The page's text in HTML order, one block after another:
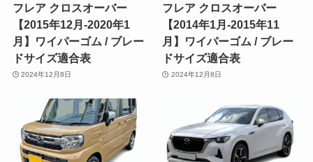
フレア クロスオーバー
【2015年12月-2020年1
月】ワイパーゴム / ブレー
ドサイズ適合表
2024年12月8日
フレア クロスオーバー
【2014年1月-2015年11
月】ワイパーゴム / ブレー
ドサイズ適合表
2024年12月8日